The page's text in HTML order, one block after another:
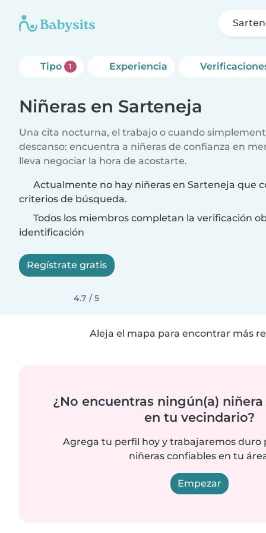
Tipo 1 Experiencia
Niñeras en Sarteneja
Una cita nocturna, el trabajo o cuando
descanso: encuentra a niñeras de confianza en
lleva negociar la hora de acostarte.
Actualmente no hay niñeras en Sarteneja que
criterios de búsqueda.
Todos los miembros completan la verificación
identificación
Regístrate gratis
4.7 / 5
Aleja el mapa para encontrar más
¿No encuentras ningún(a)
en tu vecindario?
Agrega tu perfil hoy y trabajaremos duro
niñeras confiables en tu
Empezar